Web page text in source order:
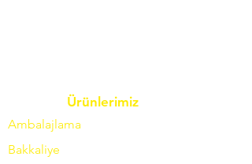
Ürünlerimiz
Ambalajlama
Bakkaliye